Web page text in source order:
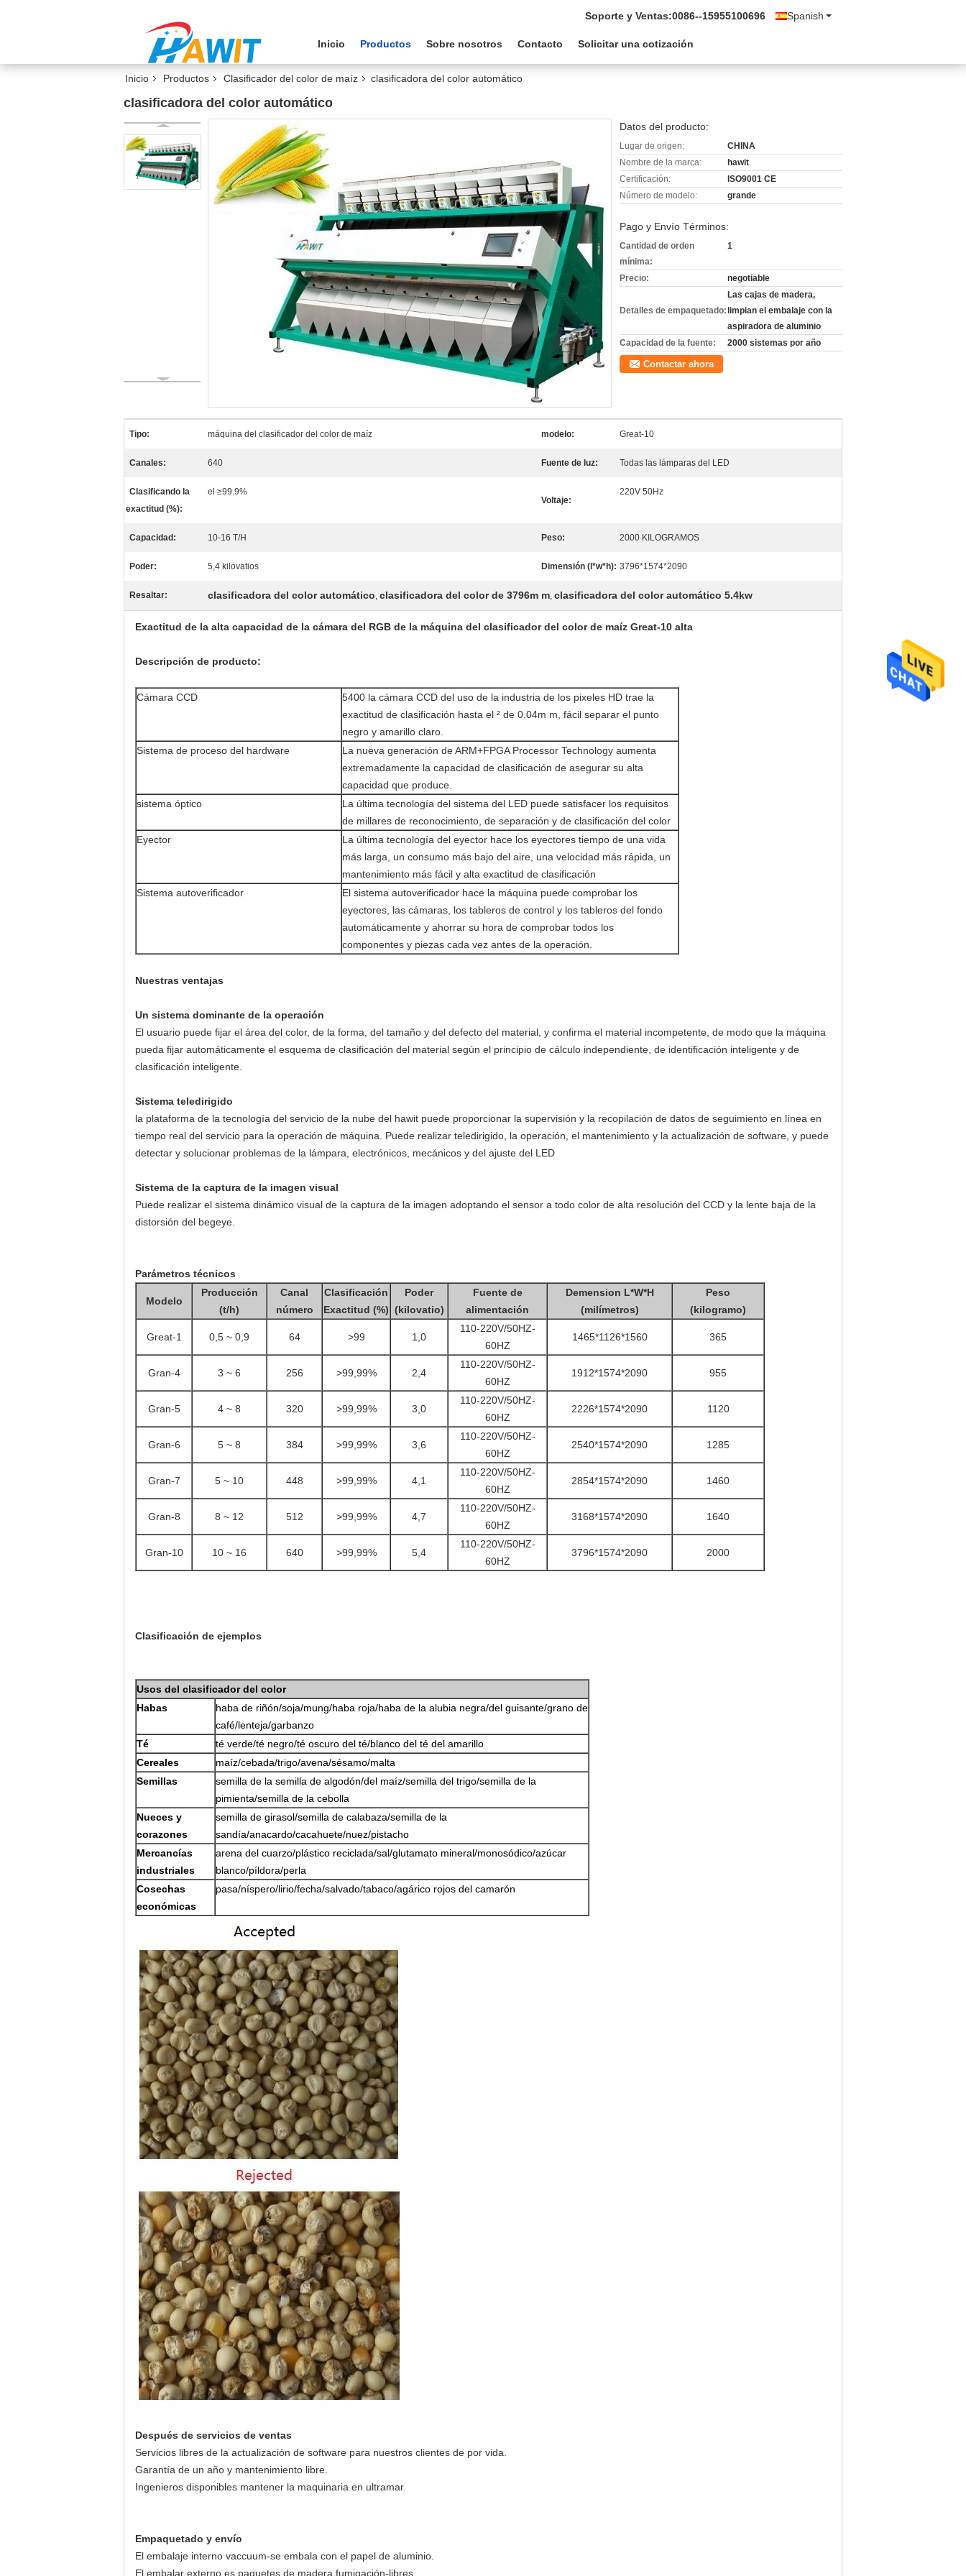
Spanish
Soporte y Ventas:0086--15955100696
Inicio Productos Sobre nosotros Contacto Solicitar una cotización
Inicio Productos Clasificador del color de maíz clasificadora del color automático
clasificadora del color automático
Datos del producto:
Lugar de origen:
CHINA
Nombre de la marca:
hawit
Certificación:
ISO9001 CE
Número de modelo:
grande
Pago y Envío Términos:
Cantidad de orden
mínima:
1
Precio: negotiable
Detalles de empaquetado:
Las cajas de madera,
limpian el embalaje con la
aspiradora de aluminio
Capacidad de la fuente:
2000 sistemas por año
Contactar ahora
Tipo: máquina del clasificador del color de maíz modelo: Great-10
Canales: 640 Fuente de luz: Todas las lámparas del LED
Clasificando la
exactitud (%):
el ≥99.9%
Voltaje:
220V 50Hz
Capacidad: 10-16 T/H Peso: 2000 KILOGRAMOS
Poder: 5,4 kilovatios Dimensión (l*w*h): 3796*1574*2090
Resaltar: clasificadora del color automático, clasificadora del color de 3796m m, clasificadora del color automático 5.4kw
Exactitud de la alta capacidad de la cámara del RGB de la máquina del clasificador del color de maíz Great-10 alta
Descripción de producto:
Cámara CCD
5400 la cámara CCD del uso de la industria de los pixeles HD trae la
exactitud de clasificación hasta el ² de 0.04m m, fácil separar el punto
negro y amarillo claro.
Sistema de proceso del hardware
La nueva generación de ARM+FPGA Processor Technology aumenta
extremadamente la capacidad de clasificación de asegurar su alta
capacidad que produce.
sistema óptico
La última tecnología del sistema del LED puede satisfacer los requisitos
de millares de reconocimiento, de separación y de clasificación del color
Eyector
La última tecnología del eyector hace los eyectores tiempo de una vida
más larga, un consumo más bajo del aire, una velocidad más rápida, un
mantenimiento más fácil y alta exactitud de clasificación
Sistema autoverificador
El sistema autoverificador hace la máquina puede comprobar los
eyectores, las cámaras, los tableros de control y los tableros del fondo
automáticamente y ahorrar su hora de comprobar todos los
componentes y piezas cada vez antes de la operación.
Nuestras ventajas
Un sistema dominante de la operación
El usuario puede fijar el área del color, de la forma, del tamaño y del defecto del material, y confirma el material incompetente, de modo que la máquina
pueda fijar automáticamente el esquema de clasificación del material según el principio de cálculo independiente, de identificación inteligente y de
clasificación inteligente.
Sistema teledirigido
la plataforma de la tecnología del servicio de la nube del hawit puede proporcionar la supervisión y la recopilación de datos de seguimiento en línea en
tiempo real del servicio para la operación de máquina. Puede realizar teledirigido, la operación, el mantenimiento y la actualización de software, y puede
detectar y solucionar problemas de la lámpara, electrónicos, mecánicos y del ajuste del LED
Sistema de la captura de la imagen visual
Puede realizar el sistema dinámico visual de la captura de la imagen adoptando el sensor a todo color de alta resolución del CCD y la lente baja de la
distorsión del begeye.
Parámetros técnicos
Modelo
Producción
(t/h)
Canal
número
Clasificación
Exactitud (%)
Poder
(kilovatio)
Fuente de
alimentación
Demension L*W*H
(milímetros)
Peso
(kilogramo)
Great-1 0,5 ~ 0,9 64 >99 1,0
110-220V/50HZ-
60HZ
1465*1126*1560 365
Gran-4 3 ~ 6 256 >99,99% 2,4
110-220V/50HZ-
60HZ
1912*1574*2090 955
Gran-5 4 ~ 8 320 >99,99% 3,0
110-220V/50HZ-
60HZ
2226*1574*2090 1120
Gran-6 5 ~ 8 384 >99,99% 3,6
110-220V/50HZ-
60HZ
2540*1574*2090 1285
Gran-7 5 ~ 10 448 >99,99% 4,1
110-220V/50HZ-
60HZ
2854*1574*2090 1460
Gran-8 8 ~ 12 512 >99,99% 4,7
110-220V/50HZ-
60HZ
3168*1574*2090 1640
Gran-10 10 ~ 16 640 >99,99% 5,4
110-220V/50HZ-
60HZ
3796*1574*2090 2000
Clasificación de ejemplos
Usos del clasificador del color
Habas
haba de riñón/soja/mung/haba roja/haba de la alubia negra/del guisante/grano de
café/lenteja/garbanzo
Té
té verde/té negro/té oscuro del té/blanco del té del amarillo
Cereales
maíz/cebada/trigo/avena/sésamo/malta
Semillas
semilla de la semilla de algodón/del maíz/semilla del trigo/semilla de la
pimienta/semilla de la cebolla
Nueces y
corazones
semilla de girasol/semilla de calabaza/semilla de la
sandía/anacardo/cacahuete/nuez/pistacho
Mercancías
industriales
arena del cuarzo/plástico reciclada/sal/glutamato mineral/monosódico/azúcar
blanco/píldora/perla
Cosechas
económicas
pasa/níspero/lirio/fecha/salvado/tabaco/agárico rojos del camarón
Después de servicios de ventas
Servicios libres de la actualización de software para nuestros clientes de por vida.
Garantía de un año y mantenimiento libre.
Ingenieros disponibles mantener la maquinaria en ultramar.
Empaquetado y envío
El embalaje interno vaccuum-se embala con el papel de aluminio.
El embalar externo es paquetes de madera fumigación-libres.